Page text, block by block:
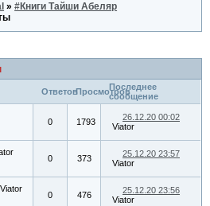
»#Книги Тайши Абеляр
ОтветовПросмотровПоследнее
сообщение
0 1793
26.12.20 00:02
Viator
0 373
25.12.20 23:57
Viator
Viator
0 476
25.12.20 23:56
Viator